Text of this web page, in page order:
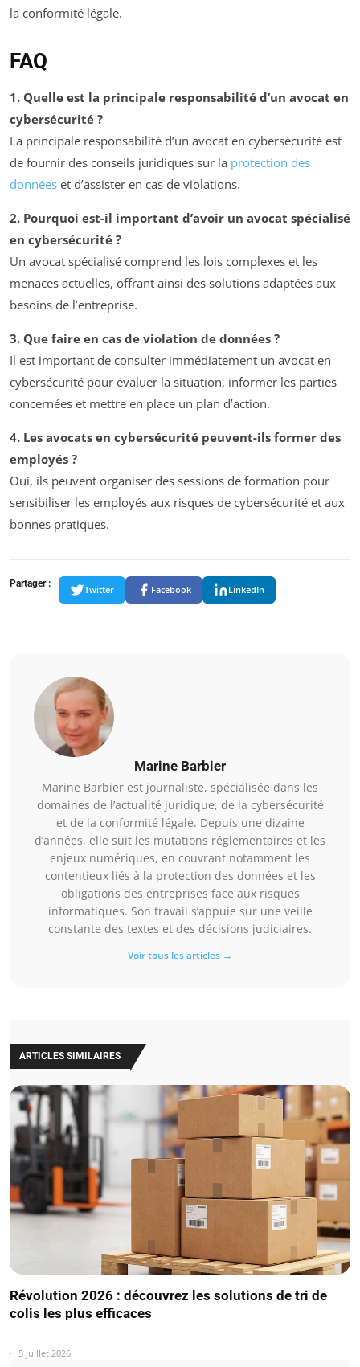
la conformité légale.
FAQ
1. Quelle est la principale responsabilité d’un avocat en
cybersécurité ?
La principale responsabilité d’un avocat en cybersécurité est
de fournir des conseils juridiques sur la protection des
données et d’assister en cas de violations.
2. Pourquoi est-il important d’avoir un avocat spécialisé
en cybersécurité ?
Un avocat spécialisé comprend les lois complexes et les
menaces actuelles, offrant ainsi des solutions adaptées aux
besoins de l’entreprise.
3. Que faire en cas de violation de données ?
Il est important de consulter immédiatement un avocat en
cybersécurité pour évaluer la situation, informer les parties
concernées et mettre en place un plan d’action.
4. Les avocats en cybersécurité peuvent-ils former des
employés ?
Oui, ils peuvent organiser des sessions de formation pour
sensibiliser les employés aux risques de cybersécurité et aux
bonnes pratiques.
Partager :
Twitter Facebook LinkedIn
Marine Barbier
Marine Barbier est journaliste, spécialisée dans les
domaines de l’actualité juridique, de la cybersécurité
et de la conformité légale. Depuis une dizaine
d’années, elle suit les mutations réglementaires et les
enjeux numériques, en couvrant notamment les
contentieux liés à la protection des données et les
obligations des entreprises face aux risques
informatiques. Son travail s’appuie sur une veille
constante des textes et des décisions judiciaires.
Voir tous les articles →
ARTICLES SIMILAIRES
Révolution 2026 : découvrez les solutions de tri de
colis les plus efficaces
5 juillet 2026